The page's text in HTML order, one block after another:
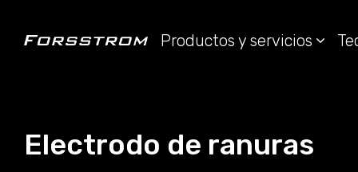
Productos y servicios
Electrodo de ranuras